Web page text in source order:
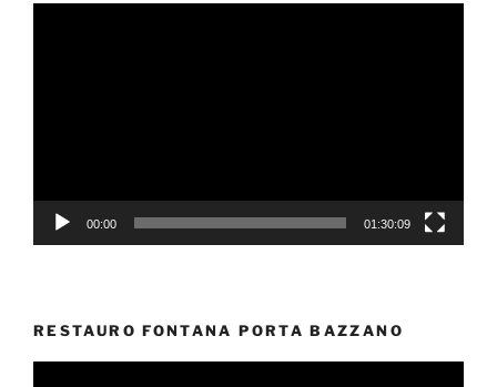
00:00 01:30:09
RESTAURO FONTANA PORTA BAZZANO